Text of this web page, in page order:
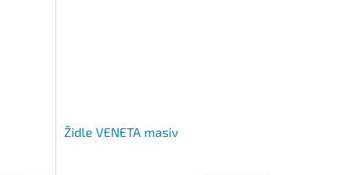
Židle VENETA masiv